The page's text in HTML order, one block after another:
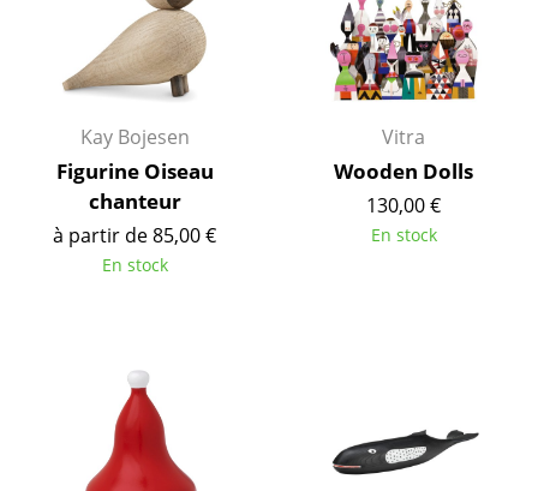
Petits rangements
Pièces détachées
Luminaires
Suspensions & Plafonniers
Lampes de table
Lampes de sol
Appliques murales
Kay Bojesen
Figurine Oiseau
chanteur
à partir de 85,00 €
En stock
Vitra
Wooden Dolls
130,00 €
En stock